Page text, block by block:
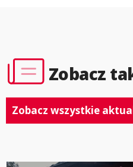
Zobacz
Zobacz wszystkie